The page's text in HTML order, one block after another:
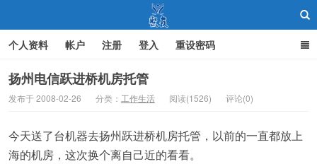
个人资料 帐户 注册 登入 重设密码
扬州电信跃进桥机房托管
发布于 2008-02-26 分类： 工作生活 阅读(1526) 评论(0)
今天送了台机器去扬州跃进桥机房托管，以前的一直都放上
海的机房，这次换个离自己近的看看。